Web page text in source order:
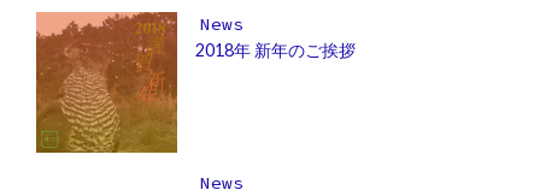
News
2018年 新年のご挨拶
News